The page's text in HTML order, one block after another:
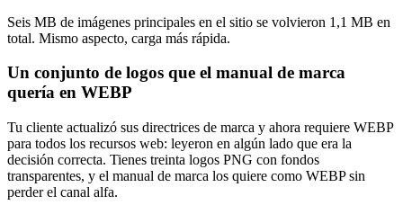
Seis MB de imágenes principales en el sitio se volvieron 1,1 MB en
total. Mismo aspecto, carga más rápida.
Un conjunto de logos que el manual de marca
quería en WEBP
Tu cliente actualizó sus directrices de marca y ahora requiere WEBP
para todos los recursos web: leyeron en algún lado que era la
decisión correcta. Tienes treinta logos PNG con fondos
transparentes, y el manual de marca los quiere como WEBP sin
perder el canal alfa.